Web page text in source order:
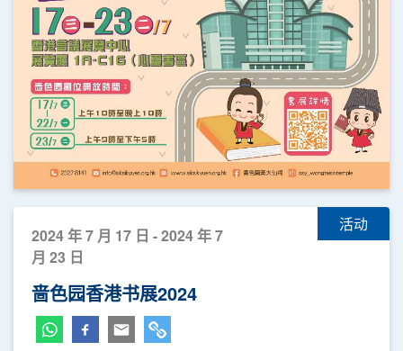
活动
2024 年 7 月 17 日 - 2024 年 7
月 23 日
啬色园香港书展2024